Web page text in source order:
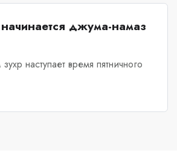
джума-намаз
наступает время пятничного